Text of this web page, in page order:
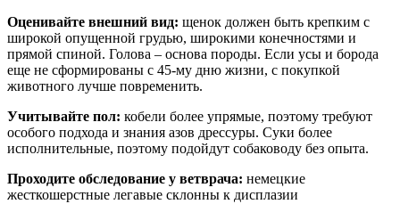
Оценивайте внешний вид: щенок должен быть крепким с
широкой опущенной грудью, широкими конечностями и
прямой спиной. Голова – основа породы. Если усы и борода
еще не сформированы с 45-му дню жизни, с покупкой
животного лучше повременить.
Учитывайте пол: кобели более упрямые, поэтому требуют
особого подхода и знания азов дрессуры. Суки более
исполнительные, поэтому подойдут собаководу без опыта.
Проходите обследование у ветврача: немецкие
жесткошерстные легавые склонны к дисплазии